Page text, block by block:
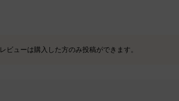
レビューは購入した方のみ投稿ができます。